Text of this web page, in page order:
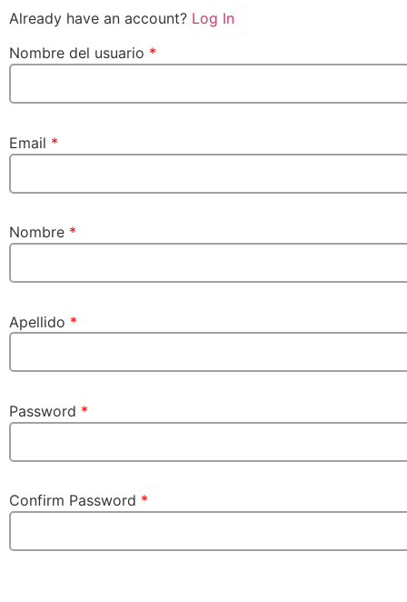
Already have an account? Log In
Nombre del usuario *
Email *
Nombre *
Apellido *
Password *
Confirm Password *